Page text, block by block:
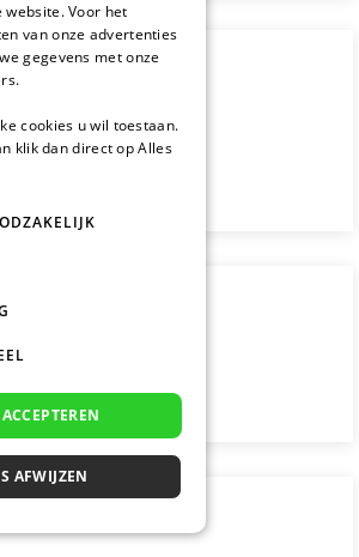
website. Voor het
van onze advertenties
gegevens met onze
cookies u wil toestaan.
klik dan direct op Alles
AFWIJZEN